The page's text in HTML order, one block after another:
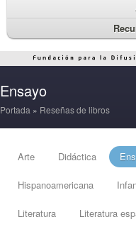
Ensayo
Portada » Reseñas de libros
Arte Didáctica
Hispanoamericana
Literatura Literatura